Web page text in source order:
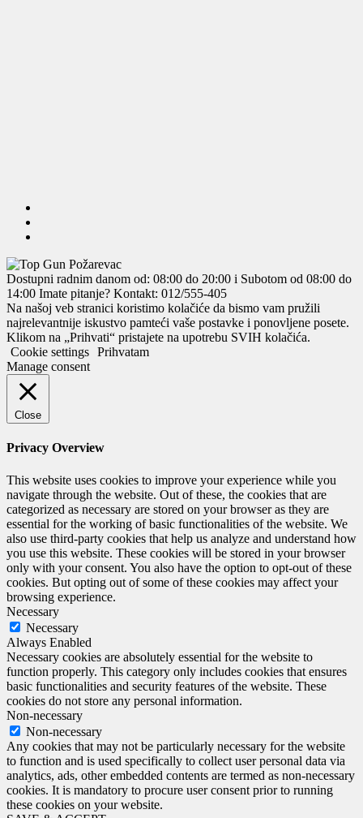
Dostupni radnim danom od: 08:00 do 20:00 i Subotom od 08:00 do
14:00 Imate pitanje? Kontakt: 012/555-405
Na našoj veb stranici koristimo kolačiće da bismo vam pružili
najrelevantnije iskustvo pamteći vaše postavke i ponovljene posete.
Klikom na „Prihvati“ pristajete na upotrebu SVIH kolačića.
Cookie settings Prihvatam
Manage consent
Close
Privacy Overview
This website uses cookies to improve your experience while you
navigate through the website. Out of these, the cookies that are
categorized as necessary are stored on your browser as they are
essential for the working of basic functionalities of the website. We
also use third-party cookies that help us analyze and understand how
you use this website. These cookies will be stored in your browser
only with your consent. You also have the option to opt-out of these
cookies. But opting out of some of these cookies may affect your
browsing experience.
Necessary
Necessary
Always Enabled
Necessary cookies are absolutely essential for the website to
function properly. This category only includes cookies that ensures
basic functionalities and security features of the website. These
cookies do not store any personal information.
Non-necessary
Non-necessary
Any cookies that may not be particularly necessary for the website
to function and is used specifically to collect user personal data via
analytics, ads, other embedded contents are termed as non-necessary
cookies. It is mandatory to procure user consent prior to running
these cookies on your website.